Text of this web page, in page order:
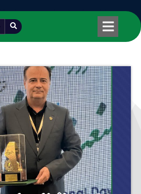
طراحی شده توسط محمود سیفی | 4215 887 0915